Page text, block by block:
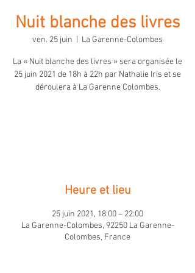
Nuit blanche des livres
ven. 25 juin La Garenne-Colombes
La « Nuit blanche des livres » sera organisée le
25 juin 2021 de 18h à 22h par Nathalie Iris et se
déroulera à La Garenne Colombes.
Heure et lieu
25 juin 2021, 18:00 – 22:00
La Garenne-Colombes, 92250 La Garenne-
Colombes, France